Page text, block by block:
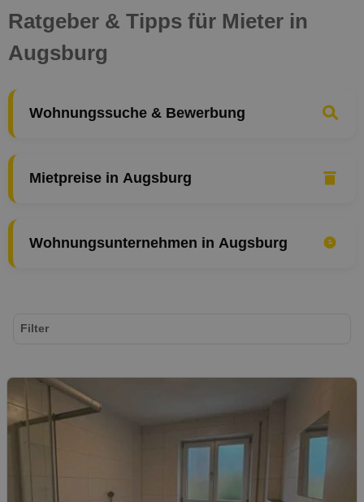
Ratgeber & Tipps für Mieter in
Augsburg
Wohnungssuche & Bewerbung
Mietpreise in Augsburg
Wohnungsunternehmen in Augsburg
Filter